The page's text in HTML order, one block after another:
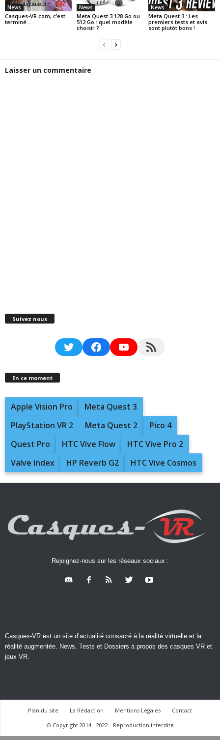
News
Casques-VR.com, c’est
terminé…
News
Meta Quest 3 128 Go ou
512 Go : quel modèle
choisir ?
News
Meta Quest 3 : Les
premiers tests et avis
sont plutôt bons !
Laisser un commentaire
Suivez nous
TwitterFacebookYouTubeRSS Feed
En ce moment
Apple Vision Pro
Meta Quest 3
PlayStation VR 2
Meta Quest 2
Pico 4
Quest Pro
HTC Vive Flow
HTC Vive Pro 2
Valve Index
HP Reverb G2 HTC Vive Cosmos
Rejoignez-nous sur les réseaux sociaux :
Casques-VR est un site d’actualité consacré à la réalité virtuelle et la
réalité augmentée. News, Tests et Dossiers à propos des casques VR et
jeux VR.
Plan du site La Rédaction Mentions Légales
Contact
© Copyright 2014 - 2022 - Reproduction interdite